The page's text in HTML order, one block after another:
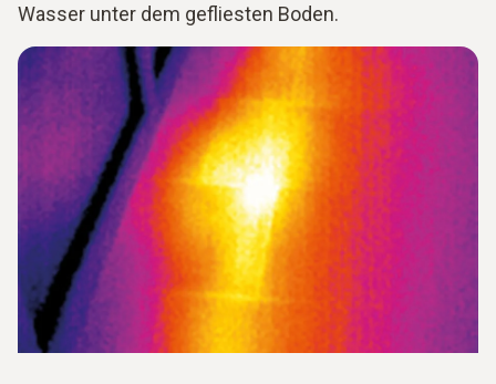
Wasser unter dem gefliesten Boden.